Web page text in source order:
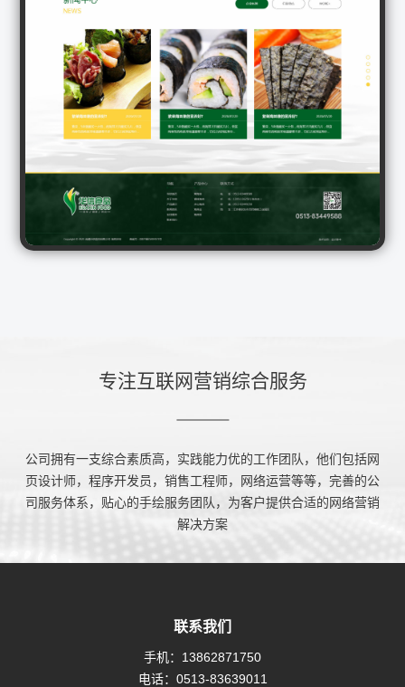
专注互联网营销综合服务
公司拥有一支综合素质高，实践能力优的工作团队，他们包括网
页设计师，程序开发员，销售工程师，网络运营等等，完善的公
司服务体系，贴心的手绘服务团队，为客户提供合适的网络营销
解决方案
联系我们
手机： 13862871750
电话： 0513-83639011